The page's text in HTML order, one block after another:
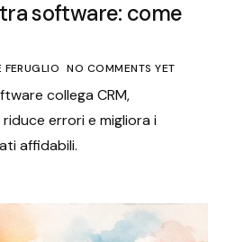
software: come
FERUGLIO NO COMMENTS YET
collega CRM,
errori e migliora i
affidabili.